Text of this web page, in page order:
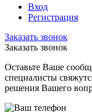
Вход
Регистрация
Заказать звонок
Заказать звонок
Оставьте Ваше
специалисты
решения Вашего